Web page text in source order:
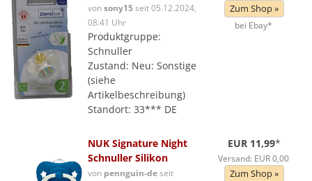
vonsony15seit 05.12.2024,
08:41 Uhr
Produktgruppe:
Schnuller
Zustand: Neu: Sonstige
(siehe
Artikelbeschreibung)
Standort: 33*** DE
Zum Shop »
bei Ebay*
NUK Signature Night
Schnuller Silikon
von pennguin-deseit
EUR 11,99*
Versand: EUR 0,00
Zum Shop »